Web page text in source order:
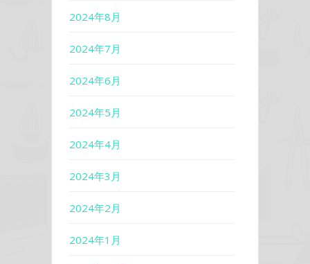
2024年8月
2024年7月
2024年6月
2024年5月
2024年4月
2024年3月
2024年2月
2024年1月